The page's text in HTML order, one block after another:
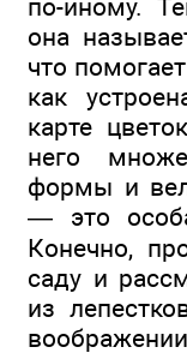
по-иному.
она
что
как
карте
него
формы и
— это
Конечно,
саду и
из